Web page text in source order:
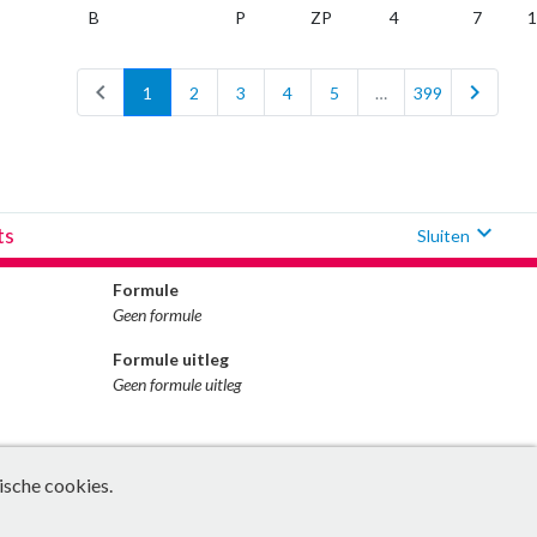
B P ZP 4 7
chevron_left 1 2 3 4 5 … 399 chevron_right
Sluiten expand_more
Formule
Geen formule
Formule uitleg
Geen formule uitleg
cookies.